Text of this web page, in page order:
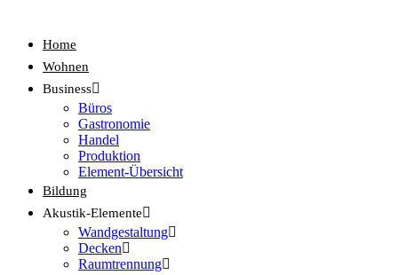
Home
Wohnen
Business
Büros
Gastronomie
Handel
Produktion
Element-Übersicht
Bildung
Akustik-Elemente
Wandgestaltung
Decken
Raumtrennung